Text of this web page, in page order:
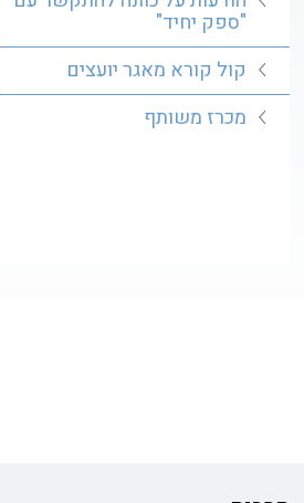
"ספק יחיד"
קול קורא מאגר יועצים
מכרז משותף